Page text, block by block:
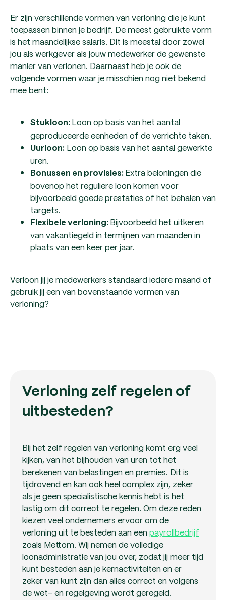
Er zijn verschillende vormen van verloning die je kunt
toepassen binnen je bedrijf. De meest gebruikte vorm
is het maandelijkse salaris. Dit is meestal door zowel
jou als werkgever als jouw medewerker de gewenste
manier van verlonen. Daarnaast heb je ook de
volgende vormen waar je misschien nog niet bekend
mee bent:
Stukloon: Loon op basis van het aantal
geproduceerde eenheden of de verrichte taken.
Uurloon: Loon op basis van het aantal gewerkte
uren.
Bonussen en provisies: Extra beloningen die
bovenop het reguliere loon komen voor
bijvoorbeeld goede prestaties of het behalen van
targets.
Flexibele verloning: Bijvoorbeeld het uitkeren
van vakantiegeld in termijnen van maanden in
plaats van een keer per jaar.
Verloon jij je medewerkers standaard iedere maand of
gebruik jij een van bovenstaande vormen van
verloning?
Verloning zelf regelen of
uitbesteden?
Bij het zelf regelen van verloning komt erg veel
kijken, van het bijhouden van uren tot het
berekenen van belastingen en premies. Dit is
tijdrovend en kan ook heel complex zijn, zeker
als je geen specialistische kennis hebt is het
lastig om dit correct te regelen. Om deze reden
kiezen veel ondernemers ervoor om de
verloning uit te besteden aan een payrollbedrijf
zoals Mettom. Wij nemen de volledige
loonadministratie van jou over, zodat jij meer tijd
kunt besteden aan je kernactiviteiten en er
zeker van kunt zijn dan alles correct en volgens
de wet- en regelgeving wordt geregeld.